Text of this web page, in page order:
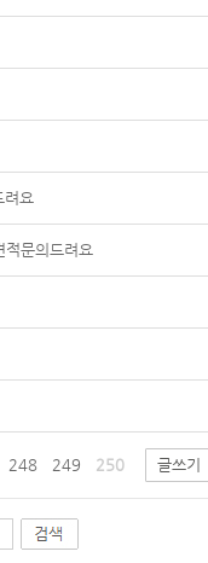
려요
적문의드려요
248 249 250 글쓰기